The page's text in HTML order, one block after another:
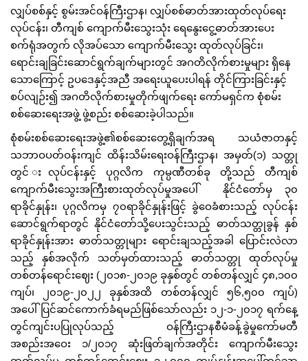
လျှပ်စစ်နှင့် စွမ်းအင်ဝန်ကြီးဌာန၊ လျှပ်စစ်ဓာတ်အားထုတ်လုပ်ရေး
လုပ်ငန်း၊ တီကျစ် ကျောက်မီးသွေးသုံး ရေနွေးငွေ့ဓာတ်အားပေး
စက်ရုံအတွက် လိုအပ်သော ကျောက်မီးသွေး ထုတ်လုပ်ခြင်း၊
ရောင်းချခြင်းဆောင်ရွက်ချက်များတွင် အဂတိလိုက်စားမှုများ ရှိနေ
သောကြောင့် ဥပဒေနှင့်အညီ အရေးယူပေးပါရန် တိုင်ကြားခြင်းနှင့်
စပ်လျဉ်း၍ အဂတိလိုက်စားမှုတိုက်ဖျက်ရေး ကော်မရှင်က စုံစမ်း
စစ်ဆေးရေးအဖွဲ့ ဖွဲ့စည်း စစ်ဆေးခဲ့ပါသည်။
စုံစမ်းစစ်ဆေးရေးအဖွဲ့၏စစ်ဆေးတွေ့ရှိချက်အရ သယံဇာတနှင့်
သဘာဝပတ်ဝန်းကျင် ထိန်းသိမ်းရေးဝန်ကြီးဌာန၊ အမှတ်(၁) သတ္တု
တွင် းလုပ်ငန်းနှင့် ပုဂ္ဂလိက ကုမ္ပဏီတစ်ခု တို့သည် တီကျစ်
ကျောက်မီးသွေးအကြီးစားထုတ်လုပ်မှုအပေါ် နိုင်ငံတော်မှ ၃၀
ရာခိုင်နှုန်း၊ ပုဂ္ဂလိကမှ ၇၀ရာခိုင်နှုန်းဖြင့် ခွဲဝေခံစားသည့် လုပ်ငန်း
ဆောင်ရွက်ရာတွင် နိုင်ငံတော်သို့ပေးသွင်းသည့် ဓာတ်သတ္တုခွန် နှစ်
ရာခိုင်နှုန်းအား ဓာတ်သတ္တုများ ရောင်းချသည့်အခါ ပြောင်းလဲလာ
သည့် နှစ်အလိုက် သတ်မှတ်ထားသည့် ဓာတ်သတ္တု ထုတ်လုပ်မှု
တစ်တန်ရောင်းဈေး (၂၀၁၈-၂၀၁၉ ခုနှစ်တွင် တစ်တန်လျှင် ၄၈,၁၀၀
ကျပ်၊ ၂၀၁၉-၂၀၂၂ ခုနှစ်အထိ တစ်တန်လျှင် ၅၆,၅၀၀ ကျပ်)
အပေါ် ပြင်ဆင်ကောက်ခံရမည်ဖြစ်သော်လည်း ၁၂-၁-၂၀၁၇ ရက်နေ့
တွင်ကျင်းပပြုလုပ်သည့် ဝန်ကြီးဌာနစီမံခန့်ခွဲမှုကော်မတီ
အစည်းအဝေး ၁/၂၀၁၇ ဆုံးဖြတ်ချက်အတိုင်း ကျောက်မီးသွေး